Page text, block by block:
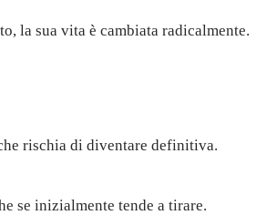
la sua vita è cambiata radicalmente.
rischia di diventare definitiva.
se inizialmente tende a tirare.